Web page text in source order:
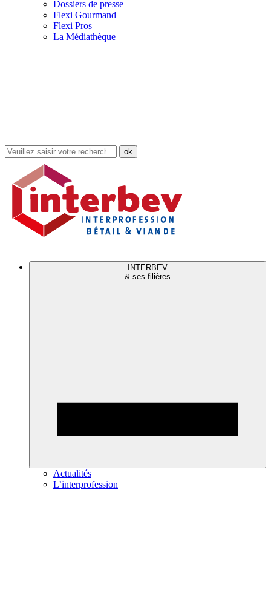
Dossiers de presse
Flexi Gourmand
Flexi Pros
La Médiathèque
Rechercher
dans
site
INTERBEV
& ses filières
Actualités
L’interprofession